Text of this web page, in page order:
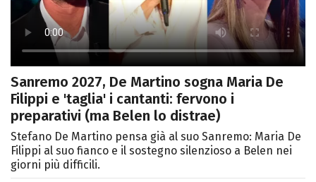
Sanremo 2027, De Martino sogna Maria De
Filippi e 'taglia' i cantanti: fervono i
preparativi (ma Belen lo distrae)
Stefano De Martino pensa già al suo Sanremo: Maria De
Filippi al suo fianco e il sostegno silenzioso a Belen nei
giorni più difficili.